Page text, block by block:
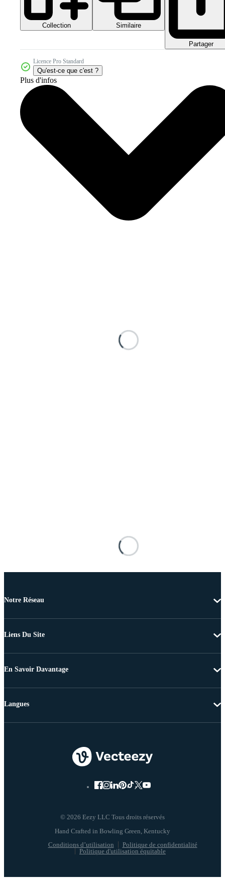
Collection Similaire
Partager
Licence Pro Standard
Qu'est-ce que c'est ?
Plus d'infos
Notre Réseau
Liens Du Site
En Savoir Davantage
© 2026 Eezy LLC Tous droits réservés
Conditions d’utilisation
Politique de confidentialité
Politique d'utilisation équitable
Langues